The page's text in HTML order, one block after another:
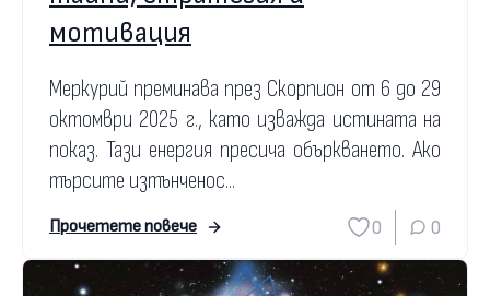
мотивация
Меркурий преминава през Скорпион от 6 до 29
октомври 2025 г., като изважда истината на
показ. Тази енергия пресича объркването. Ако
търсите изтънченос...
Прочетете повече 0 0